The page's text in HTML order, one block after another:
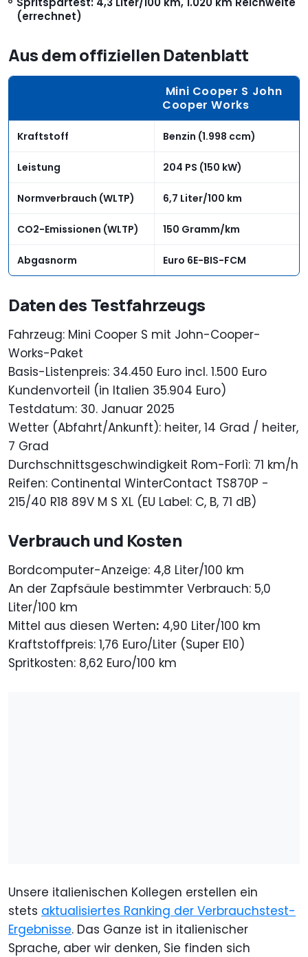
(errechnet)
Aus dem offiziellen Datenblatt
Mini Cooper S John
Cooper Works
Kraftstoff Benzin (1.998 ccm)
Leistung 204 PS (150 kW)
Normverbrauch (WLTP) 6,7 Liter/100 km
CO2-Emissionen (WLTP) 150 Gramm/km
Abgasnorm Euro 6E-BIS-FCM
Daten des Testfahrzeugs
Fahrzeug: Mini Cooper S mit John-Cooper-
Works-Paket
Basis-Listenpreis: 34.450 Euro incl. 1.500 Euro
Kundenvorteil (in Italien 35.904 Euro)
Testdatum: 30. Januar 2025
Wetter (Abfahrt/Ankunft): heiter, 14 Grad / heiter,
7 Grad
Durchschnittsgeschwindigkeit Rom-Forlì: 71 km/h
Reifen: Continental WinterContact TS870P -
215/40 R18 89V M S XL (EU Label: C, B, 71 dB)
Verbrauch und Kosten
Bordcomputer-Anzeige: 4,8 Liter/100 km
An der Zapfsäule bestimmter Verbrauch: 5,0
Liter/100 km
Mittel aus diesen Werten: 4,90 Liter/100 km
Kraftstoffpreis: 1,76 Euro/Liter (Super E10)
Spritkosten: 8,62 Euro/100 km
Unsere italienischen Kollegen erstellen ein
stets aktualisiertes Ranking der Verbrauchstest-
Ergebnisse. Das Ganze ist in italienischer
Sprache, aber wir denken, Sie finden sich